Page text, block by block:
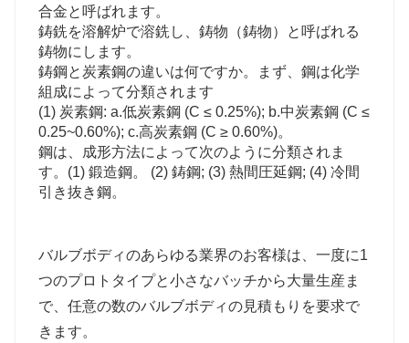
合金と呼ばれます。
鋳銑を溶解炉で溶銑し、鋳物（鋳物）と呼ばれる
鋳物にします。
鋳鋼と炭素鋼の違いは何ですか。まず、鋼は化学
組成によって分類されます
(1) 炭素鋼: a.低炭素鋼 (C ≤ 0.25%); b.中炭素鋼 (C ≤
0.25~0.60%); c.高炭素鋼 (C ≥ 0.60%)。
鋼は、成形方法によって次のように分類されま
す。(1) 鍛造鋼。 (2) 鋳鋼; (3) 熱間圧延鋼; (4) 冷間
引き抜き鋼。
バルブボディのあらゆる業界のお客様は、一度に1
つのプロトタイプと小さなバッチから大量生産ま
で、任意の数のバルブボディの見積もりを要求で
きます。